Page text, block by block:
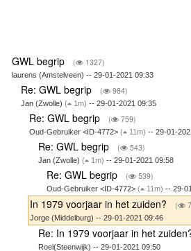
GWL begrip ( 1327)
laurens (Amstelveen) -- 29-01-2021 09:33
Re: GWL begrip ( 984)
Jan (Zwolle) ( 1m) -- 29-01-2021 09:35
Re: GWL begrip ( 759)
Oud-Gebruiker <ID-4772>( 11m) -- 29-01-
Re: GWL begrip ( 543)
Jan (Zwolle) ( 1m) -- 29-01-2021 09:58
Re: GWL begrip ( 539)
Oud-Gebruiker <ID-4772>( 11m) -- 29-
In 1979 voorjaar in het zuiden? (
Jorge (Middelburg) -- 29-01-2021 09:46
Re: In 1979 voorjaar in het
Roel(Steenwijk) -- 29-01-2021 09:50